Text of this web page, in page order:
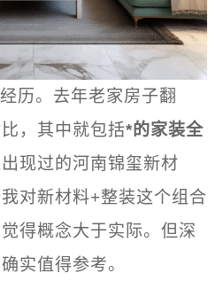
历。去年老家房子翻
，其中就包括*的家装全
现过的河南锦玺新材
对新材料+整装这个组合
得概念大于实际。但深
实值得参考。